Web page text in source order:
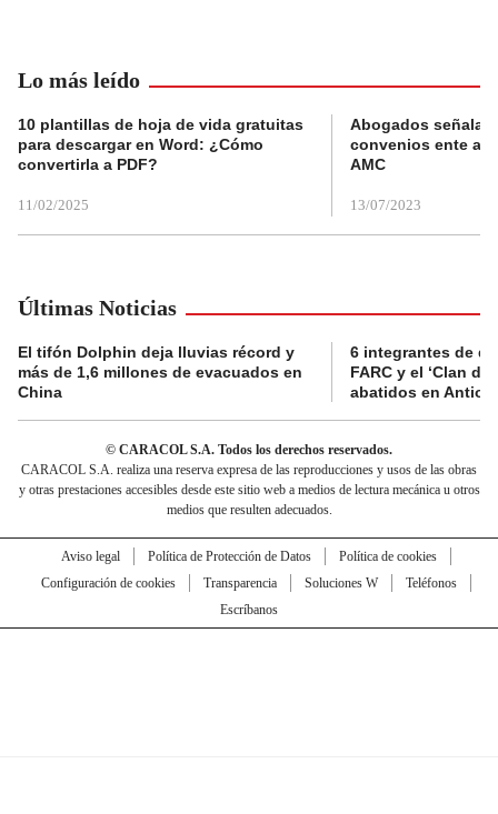
Lo más leído
10 plantillas de hoja de vida gratuitas
para descargar en Word: ¿Cómo
convertirla a PDF?
11/02/2025
Abogados
convenios ente
AMC
13/07/2023
Últimas Noticias
El tifón Dolphin deja lluvias récord y
más de 1,6 millones de evacuados en
China
6 integrantes de
FARC y el ‘Clan
abatidos en
© CARACOL S.A. Todos los derechos reservados.
CARACOL S.A. realiza una reserva expresa de las reproducciones y usos de las obras
y otras prestaciones accesibles desde este sitio web a medios de lectura mecánica u otros
medios que resulten adecuados.
Aviso legal Política de Protección de Datos
Política de cookies
Configuración de cookies
Transparencia Soluciones W
Teléfonos
Escríbanos